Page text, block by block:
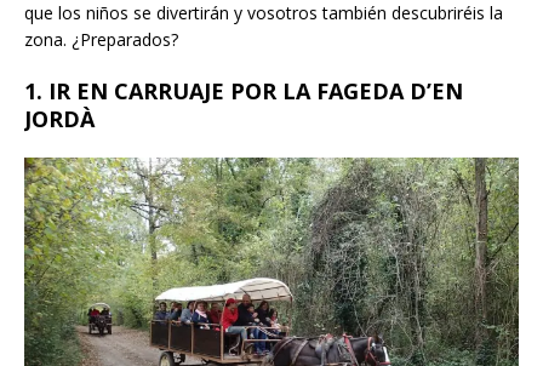
que los niños se divertirán y vosotros también descubriréis la
zona. ¿Preparados?
1. IR EN CARRUAJE POR LA FAGEDA D’EN
JORDÀ